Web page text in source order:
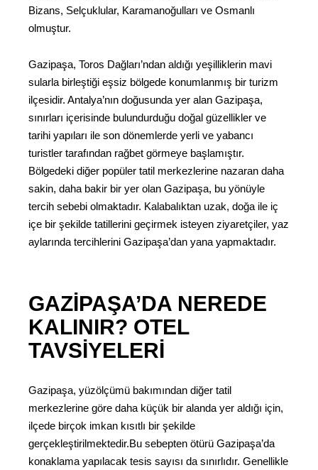
Bizans, Selçuklular, Karamanoğulları ve Osmanlı
olmuştur.
Gazipaşa, Toros Dağları’ndan aldığı yeşilliklerin mavi
sularla birleştiği eşsiz bölgede konumlanmış bir turizm
ilçesidir. Antalya’nın doğusunda yer alan Gazipaşa,
sınırları içerisinde bulundurduğu doğal güzellikler ve
tarihi yapıları ile son dönemlerde yerli ve yabancı
turistler tarafından rağbet görmeye başlamıştır.
Bölgedeki diğer popüler tatil merkezlerine nazaran daha
sakin, daha bakir bir yer olan Gazipaşa, bu yönüyle
tercih sebebi olmaktadır. Kalabalıktan uzak, doğa ile iç
içe bir şekilde tatillerini geçirmek isteyen ziyaretçiler, yaz
aylarında tercihlerini Gazipaşa’dan yana yapmaktadır.
GAZIPAŞA’DA NEREDE
KALINIR? OTEL
TAVSIYELERI
Gazipaşa, yüzölçümü bakımından diğer tatil
merkezlerine göre daha küçük bir alanda yer aldığı için,
ilçede birçok imkan kısıtlı bir şekilde
gerçekleştirilmektedir.Bu sebepten ötürü Gazipaşa’da
konaklama yapılacak tesis sayısı da sınırlıdır. Genellikle